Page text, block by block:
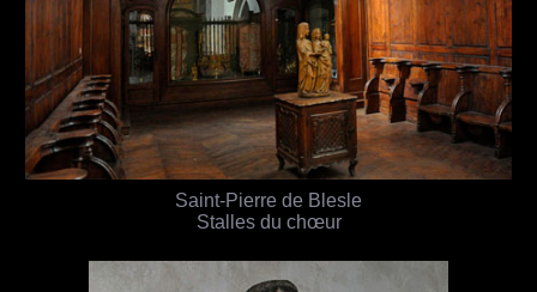
Saint-Pierre de Blesle
Stalles du chœur